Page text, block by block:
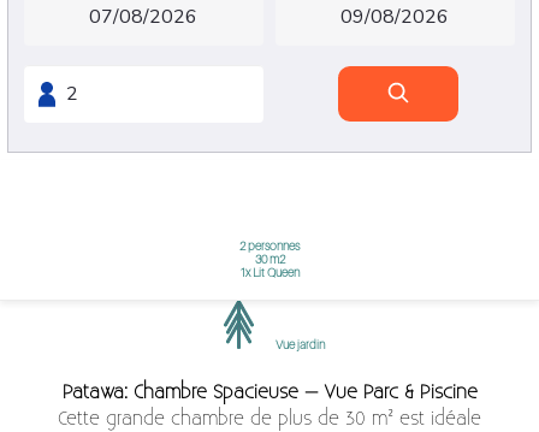
2 personnes
30 m2
1x Lit Queen
Vue jardin
Patawa: Chambre Spacieuse – Vue Parc & Piscine
Cette grande chambre de plus de 30 m² est idéale